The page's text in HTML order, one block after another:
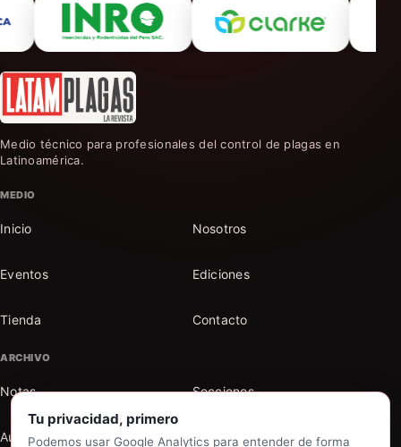
Tu privacidad, primero
Podemos usar Google Analytics para entender de forma
Medio técnico para profesionales del control de plagas en
Latinoamérica.
MEDIO
Inicio Nosotros
Eventos Ediciones
Tienda Contacto
ARCHIVO
Notas Secciones
Autores Buscar en el archivo